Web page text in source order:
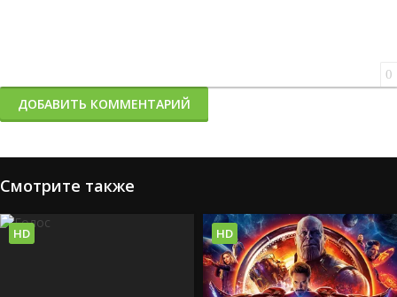
0
ДОБАВИТЬ КОММЕНТАРИЙ
Смотрите также
HD HD